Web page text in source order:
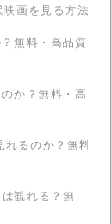
画を見る方法
無料・高品質
か？無料・高
るのか？無料
観れる？無